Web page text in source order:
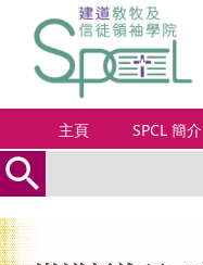
主頁 SPCL 簡介
search